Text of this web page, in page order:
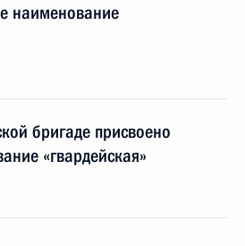
наименование
бригаде присвоено
«гвардейская»